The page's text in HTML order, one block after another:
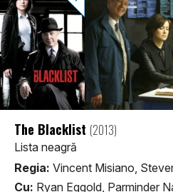
The Blacklist (2013)
Lista neagră
Regia: Vincent Misiano,
Cu: Ryan Eggold, Parminder